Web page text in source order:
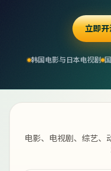
立即
韩国电影与日本电视剧
电影、电视剧、综艺、